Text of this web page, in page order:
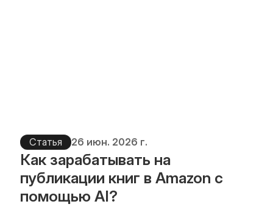
Статья 26 июн. 2026 г.
Как зарабатывать на
публикации книг в Amazon с
помощью AI?